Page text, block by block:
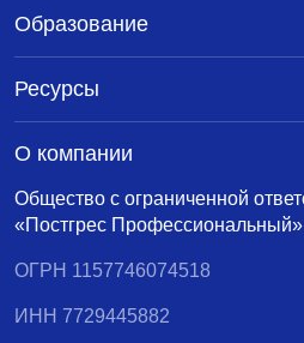
Общество с ограниченной
«Постгрес Профессиональный»
ОГРН 1157746074518
ИНН 7729445882
Образование
Ресурсы
О компании